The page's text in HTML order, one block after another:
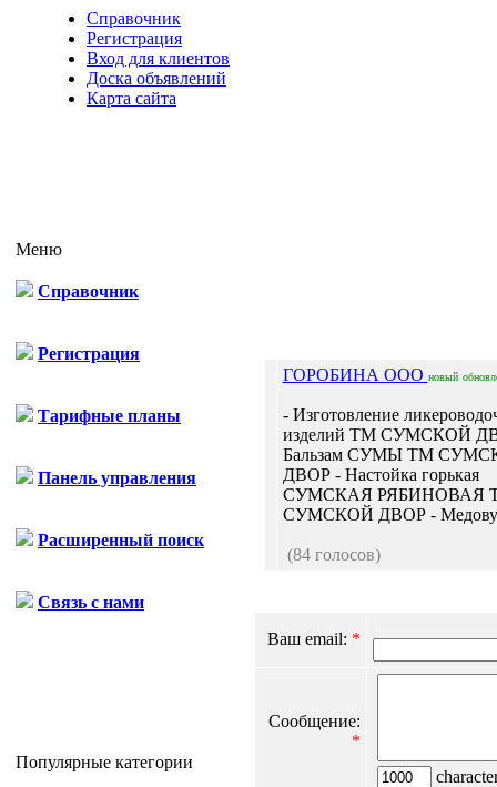
Справочник
Регистрация
Вход для клиентов
Доска объявлений
Карта сайта
Меню
Справочник
Регистрация
Тарифные планы
Панель управления
Расширенный поиск
Связь с нами
Популярные категории
ГОРОБИНА ООО новый
- Изготовление
изделий ТМ СУМСКОЙ
Бальзам СУМЫ ТМ
ДВОР - Настойка горькая
СУМСКАЯ РЯБИНОВАЯ
СУМСКОЙ ДВОР -
(84 голосов)
Ваш email: *
Сообщение:
*